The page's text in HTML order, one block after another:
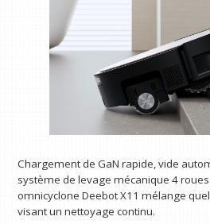
Chargement de GaN rapide, vide
système de levage mécanique 4
omnicyclone Deebot X11 mélange
visant un nettoyage continu.